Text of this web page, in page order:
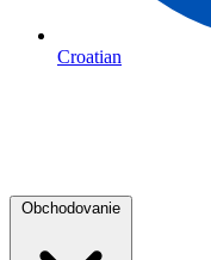
Croatian